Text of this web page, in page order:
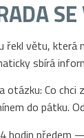
řekl větu, která
sbírá
otázku: Co
do pátku.
hodin